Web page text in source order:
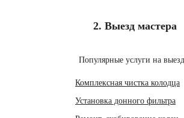
2. Выезд мастера
Популярные услуги на
Комплексная чистка колодца
Установка донного фильтра